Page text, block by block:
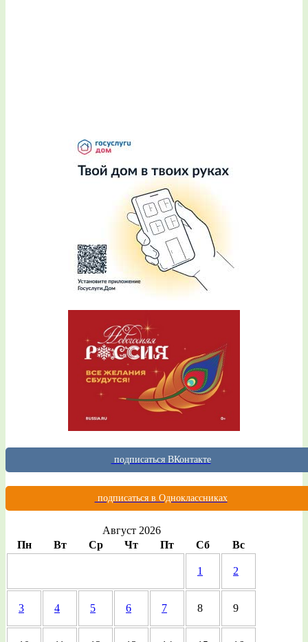
подписаться ВКонтакте
подписаться в Одноклассниках
Август 2026
Пн
Вт Ср Чт Пт Сб Вс
1 2
3 4 5 6 7 8 9